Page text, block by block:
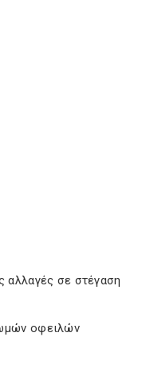
αλλαγές σε στέγαση
οφειλών